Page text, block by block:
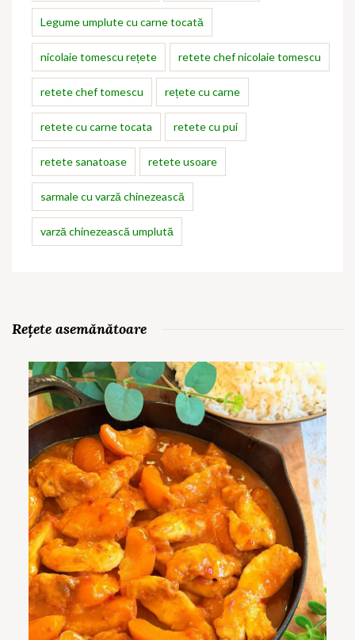
Legume umplute cu carne tocată
nicolaie tomescu rețete retete chef nicolaie tomescu
retete chef tomescu rețete cu carne
retete cu carne tocata retete cu pui
retete sanatoase retete usoare
sarmale cu varză chinezească
varză chinezească umplută
Rețete asemănătoare